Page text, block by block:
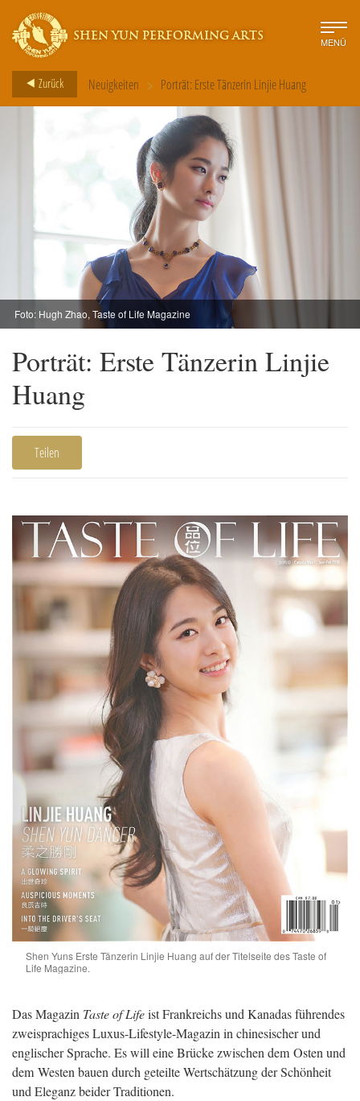
SHEN YUN PERFORMING ARTS MENÜ
Zurück Neuigkeiten > Porträt: Erste Tänzerin Linjie Huang
Foto: Hugh Zhao, Taste of Life Magazine
Porträt: Erste Tänzerin Linjie
Huang
Teilen
Shen Yuns Erste Tänzerin Linjie Huang auf der Titelseite des Taste of
Life Magazine.
Das Magazin Taste of Lifeist Frankreichs und Kanadas führendes
zweisprachiges Luxus-Lifestyle-Magazin in chinesischer und
englischer Sprache. Es will eine Brücke zwischen dem Osten und
dem Westen bauen durch geteilte Wertschätzung der Schönheit
und Eleganz beider Traditionen.